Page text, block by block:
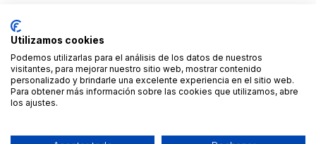
Utilizamos cookies
Podemos utilizarlas para el análisis de los datos de nuestros
visitantes, para mejorar nuestro sitio web, mostrar contenido
personalizado y brindarle una excelente experiencia en el sitio web.
Para obtener más información sobre las cookies que utilizamos, abre
los ajustes.